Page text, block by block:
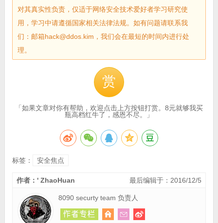
对其真实性负责，仅适于网络安全技术爱好者学习研究使
用，学习中请遵循国家相关法律法规。如有问题请联系我
们：邮箱hack@ddos.kim，我们会在最短的时间内进行处
理。
赏
「如果文章对你有帮助，欢迎点击上方按钮打赏。8元就够我买
瓶高档红牛了，感恩不尽。」
标签： 安全焦点
最后编辑于：2016/12/5
作者：' ZhaoHuan
8090 securty team 负责人